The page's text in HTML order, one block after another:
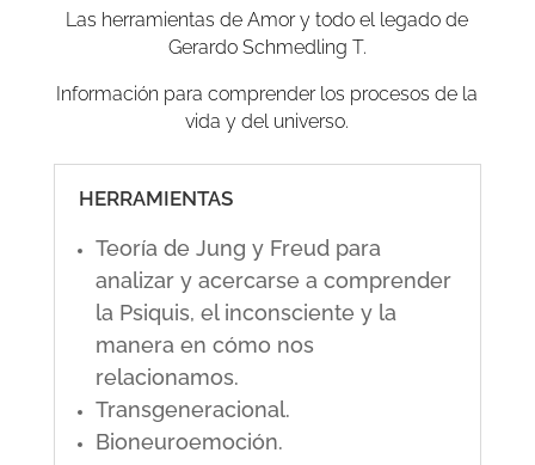
Las herramientas de Amor y todo el legado de
Gerardo Schmedling T.
Información para comprender los procesos de la
vida y del universo.
HERRAMIENTAS
Teoría de Jung y Freud para
analizar y acercarse a comprender
la Psiquis, el inconsciente y la
manera en cómo nos
relacionamos.
Transgeneracional.
Bioneuroemoción.